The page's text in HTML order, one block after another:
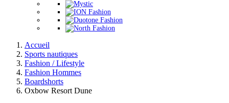
Accueil
Sports nautiques
Fashion / Lifestyle
Fashion Hommes
Boardshorts
Oxbow Resort Dune